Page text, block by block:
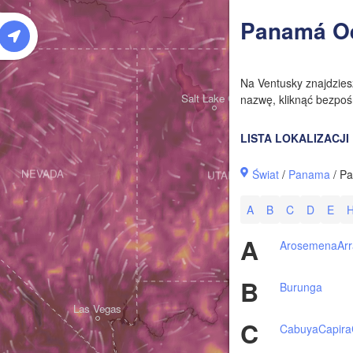
Panamá
Na Ventusky
nazwę, kliknąć
LISTA LOKALIZACJI
Świat / Panama /
A B C D E
A Arosemena
B Burunga
C CabuyaCapira
Las Vegas
NEVADA
Salt Lake City
UTAH